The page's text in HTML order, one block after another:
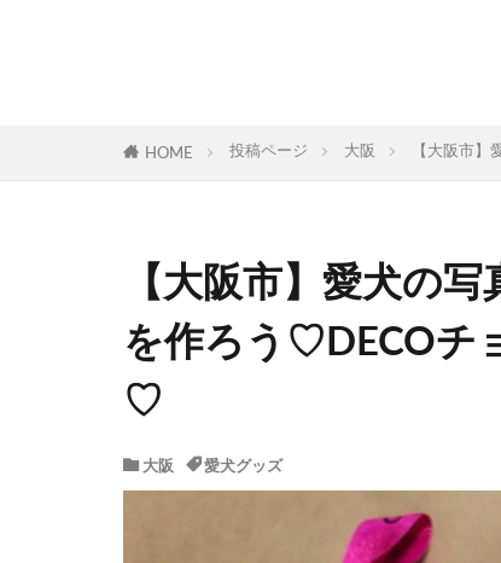
HOME 投稿ページ 大阪 【大阪市
【大阪市】愛犬の
を作ろう♡DECOチ
♡
大阪 愛犬グッズ